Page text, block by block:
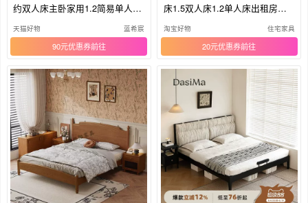
约双人床主卧家用1.2简易单人床
架
天猫好物 蓝希宸
90元优惠券
床1.5双人床1.2单人床出租房适
用
淘宝好物 住宅家具
20元优惠券